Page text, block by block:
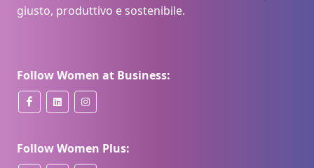
giusto, produttivo e sostenibile.
Follow Women at Business:
Follow Women Plus: